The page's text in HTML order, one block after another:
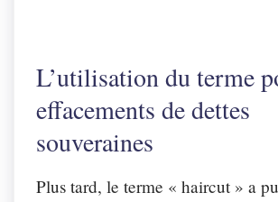
L’utilisation du terme
effacements de dettes
souveraines
Plus tard, le terme « haircut » a